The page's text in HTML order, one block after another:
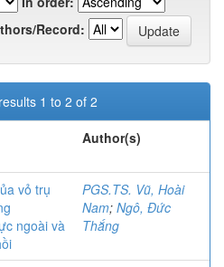
Record:
1 to 2 of 2
Author(s)
vỏ trụ
ngoài và
PGS.TS. Vũ, Hoài
Nam; Ngô, Đức
Thắng